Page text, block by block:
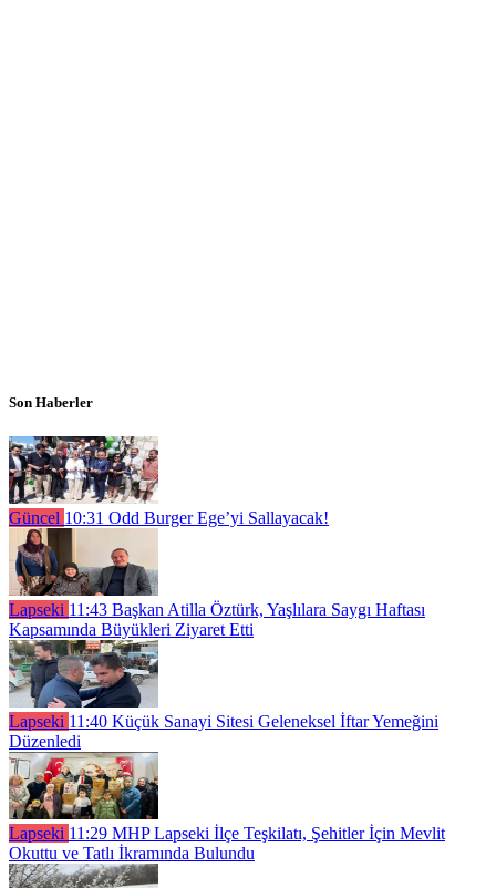
Son Haberler
Güncel 10:31 Odd Burger Ege’yi Sallayacak!
Lapseki 11:43 Başkan Atilla Öztürk, Yaşlılara Saygı Haftası
Kapsamında Büyükleri Ziyaret Etti
Lapseki 11:40 Küçük Sanayi Sitesi Geleneksel İftar Yemeğini
Düzenledi
Lapseki 11:29 MHP Lapseki İlçe Teşkilatı, Şehitler İçin Mevlit
Okuttu ve Tatlı İkramında Bulundu